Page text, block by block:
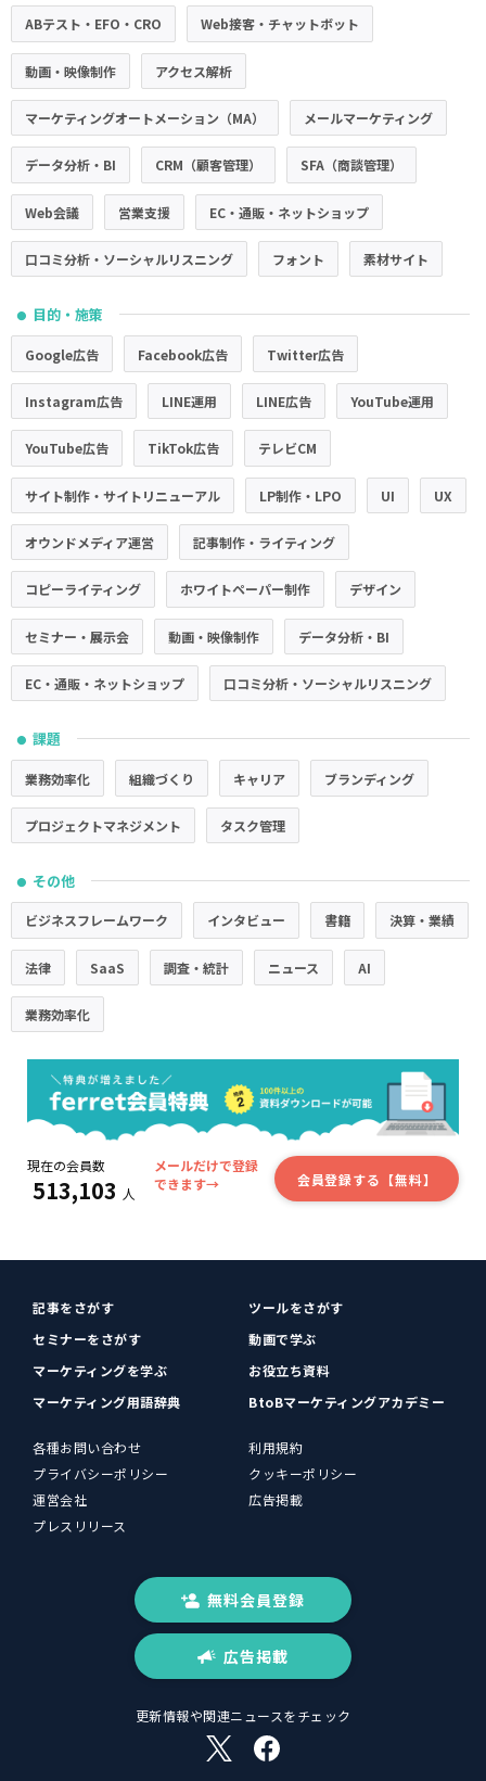
ABテスト・EFO・CRO Web接客・チャットボット
動画・映像制作 アクセス解析
マーケティングオートメーション（MA） メールマーケティング
データ分析・BI CRM（顧客管理） SFA（商談管理）
Web会議 営業支援 EC・通販・ネットショップ
口コミ分析・ソーシャルリスニング フォント 素材サイト
● 目的・施策
Google広告 Facebook広告 Twitter広告
Instagram広告 LINE運用 LINE広告 YouTube運用
YouTube広告 TikTok広告 テレビCM
サイト制作・サイトリニューアル LP制作・LPO UI UX
オウンドメディア運営 記事制作・ライティング
コピーライティング ホワイトペーパー制作 デザイン
セミナー・展示会 動画・映像制作 データ分析・BI
EC・通販・ネットショップ 口コミ分析・ソーシャルリスニング
● 課題
業務効率化 組織づくり キャリア ブランディング
プロジェクトマネジメント タスク管理
● その他
ビジネスフレームワーク インタビュー 書籍 決算・業績
法律 SaaS 調査・統計 ニュース AI
業務効率化
現在の会員数
513,103 人
メールだけで登録
できます→
会員登録する【無料】
記事をさがす
ツールをさがす
セミナーをさがす
動画で学ぶ
マーケティングを学ぶ
お役立ち資料
マーケティング用語辞典
BtoBマーケティングアカデミー
各種お問い合わせ
利用規約
プライバシーポリシー
クッキーポリシー
運営会社
広告掲載
プレスリリース
無料会員登録
広告掲載
更新情報や関連ニュースをチェック